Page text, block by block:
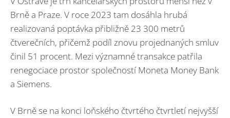
Brně a Praze. V roce 2023 tam dosáhla hrubá
realizovaná poptávka přibližně 23 300 metrů
čtverečních, přičemž podíl znovu projednaných smluv
činil 51 procent. Mezi významné transakce patřila
renegociace prostor společností Moneta Money Bank
a Siemens.
V Brně se na konci loňského čtvrtého čtvrtletí nejvyšší